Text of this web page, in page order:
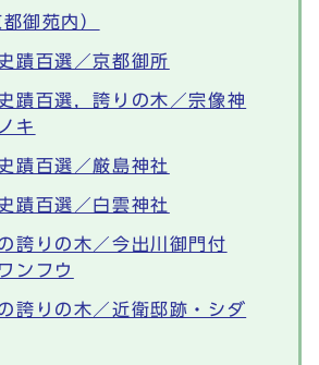
御苑内）
蹟百選／京都御所
蹟百選，誇りの木／宗像神
キ
蹟百選／厳島神社
蹟百選／白雲神社
誇りの木／今出川御門付
ンフウ
誇りの木／近衛邸跡・シダ